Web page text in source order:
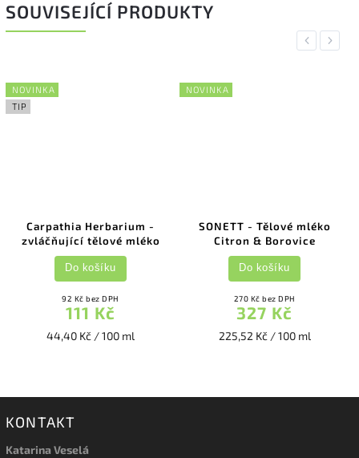
SOUVISEJÍCÍ PRODUKTY
Previous
NOVINKA
TIP
Carpathia Herbarium -
zvláčňující tělové mléko
92 Kč bez DPH
111 Kč
44,40 Kč / 100 ml
Do košíku
NOVINKA
SONETT - Tělové mléko
Citron & Borovice
270 Kč bez DPH
327 Kč
225,52 Kč / 100 ml
Do košíku
Next
KONTAKT
Katarina Veselá